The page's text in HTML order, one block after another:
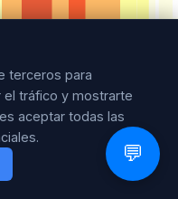
terceros para
el tráfico y mostrarte
aceptar todas las
💬